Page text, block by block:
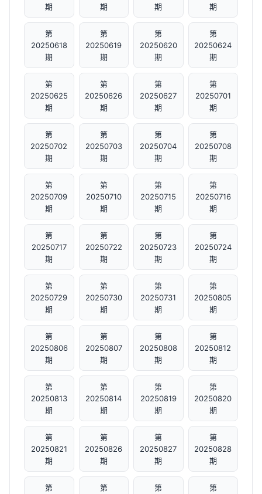
期
期
期
期
第
20250618
期
第
20250619
期
第
20250620
期
第
20250624
期
第
20250625
期
第
20250626
期
第
20250627
期
第
20250701
期
第
20250702
期
第
20250703
期
第
20250704
期
第
20250708
期
第
20250709
期
第
20250710
期
第
20250715
期
第
20250716
期
第
20250717
期
第
20250722
期
第
20250723
期
第
20250724
期
第
20250729
期
第
20250730
期
第
20250731
期
第
20250805
期
第
20250806
期
第
20250807
期
第
20250808
期
第
20250812
期
第
20250813
期
第
20250814
期
第
20250819
期
第
20250820
期
第
20250821
期
第
20250826
期
第
20250827
期
第
20250828
期
第
第
第
第